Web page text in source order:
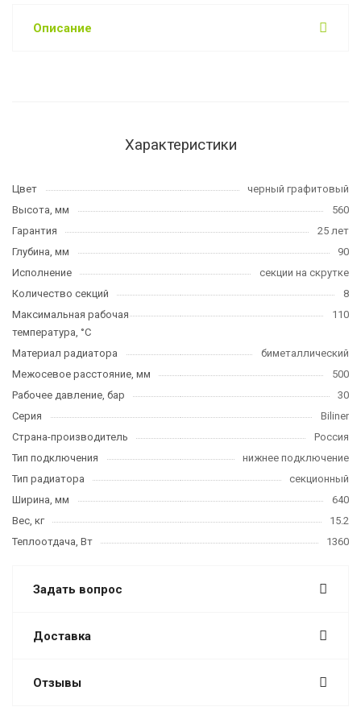
Описание
Характеристики
Цвет
черный графитовый
Высота, мм
560
Гарантия
25 лет
Глубина, мм
90
Исполнение
секции на скрутке
Количество секций
8
Максимальная рабочая
температура, °C
110
Материал радиатора
биметаллический
Межосевое расстояние, мм
500
Рабочее давление, бар
30
Серия
Biliner
Страна-производитель
Россия
Тип подключения
нижнее подключение
Тип радиатора
секционный
Ширина, мм
640
Вес, кг
15.2
Теплоотдача, Вт
1360
Задать вопрос
Доставка
Отзывы